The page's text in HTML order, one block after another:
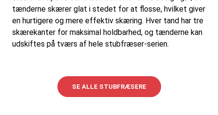
tænderne skærer glat i stedet for at flosse, hvilket giver
en hurtigere og mere effektiv skæring. Hver tand har tre
skærekanter for maksimal holdbarhed, og tænderne kan
udskiftes på tværs af hele stubfræser-serien.
SE ALLE STUBFRÆSERE